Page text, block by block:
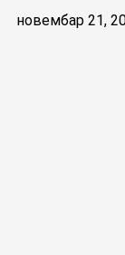
новембар 21,